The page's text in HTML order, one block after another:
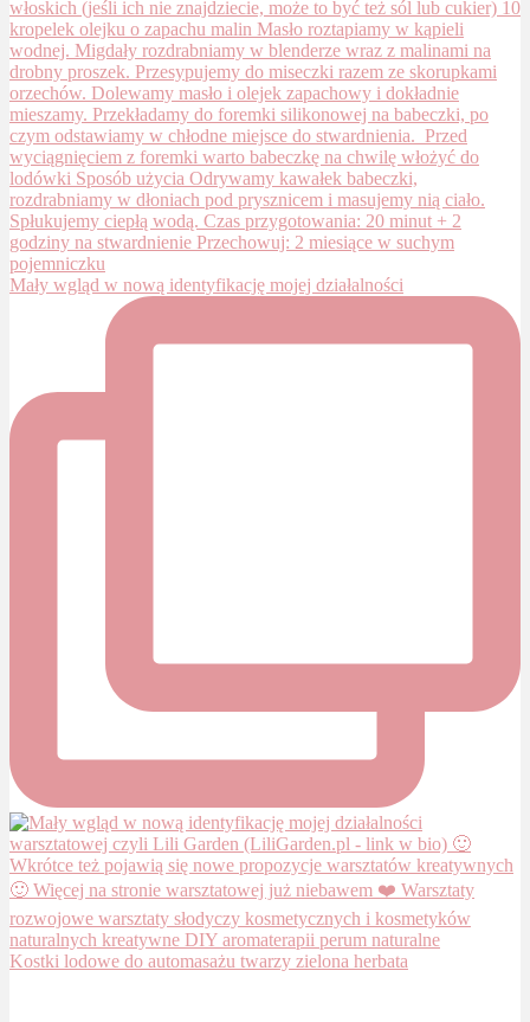
Mały wgląd w nową identyfikację mojej działalności
Kostki lodowe do automasażu twarzy zielona herbata